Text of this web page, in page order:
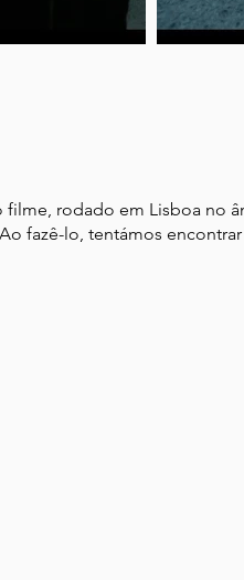
filme, rodado em Lisboa no
fazê-lo, tentámos